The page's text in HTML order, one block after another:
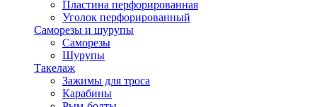
Пластина перфорированная
Уголок перфорированный
Саморезы и шурупы
Саморезы
Шурупы
Такелаж
Зажимы для троса
Карабины